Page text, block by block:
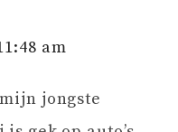
am
jongste